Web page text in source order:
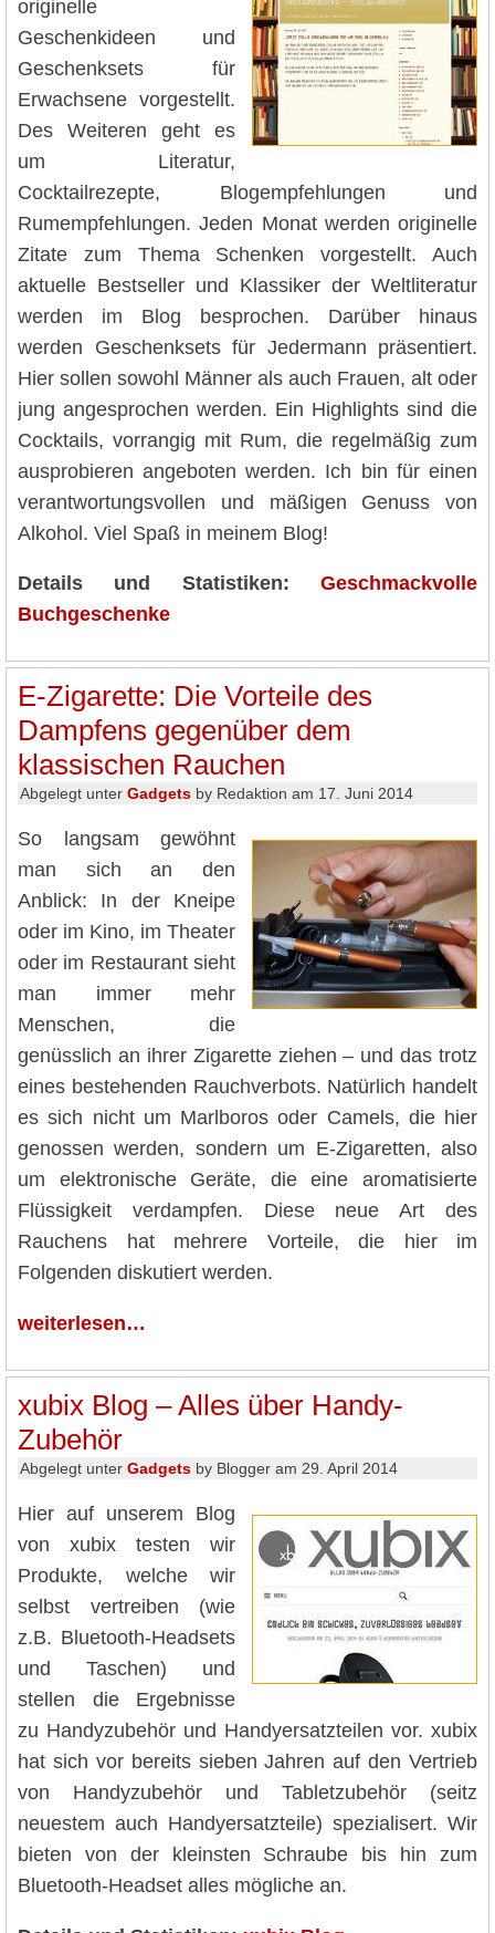
originelle
Geschenkideen und
Geschenksets für
Erwachsene vorgestellt.
Des Weiteren geht es
um Literatur,
Cocktailrezepte, Blogempfehlungen und
Rumempfehlungen. Jeden Monat werden originelle
Zitate zum Thema Schenken vorgestellt. Auch
aktuelle Bestseller und Klassiker der Weltliteratur
werden im Blog besprochen. Darüber hinaus
werden Geschenksets für Jedermann präsentiert.
Hier sollen sowohl Männer als auch Frauen, alt oder
jung angesprochen werden. Ein Highlights sind die
Cocktails, vorrangig mit Rum, die regelmäßig zum
ausprobieren angeboten werden. Ich bin für einen
verantwortungsvollen und mäßigen Genuss von
Alkohol. Viel Spaß in meinem Blog!
Details und Statistiken:
Geschmackvolle
Buchgeschenke
E-Zigarette: Die Vorteile des
Dampfens gegenüber dem
klassischen Rauchen
Abgelegt unter Gadgets by Redaktion am 17. Juni 2014
So langsam gewöhnt
man sich an den
Anblick: In der Kneipe
oder im Kino, im Theater
oder im Restaurant sieht
man immer mehr
Menschen, die
genüsslich an ihrer Zigarette ziehen – und das trotz
eines bestehenden Rauchverbots. Natürlich handelt
es sich nicht um Marlboros oder Camels, die hier
genossen werden, sondern um E-Zigaretten, also
um elektronische Geräte, die eine aromatisierte
Flüssigkeit verdampfen. Diese neue Art des
Rauchens hat mehrere Vorteile, die hier im
Folgenden diskutiert werden.
weiterlesen…
xubix Blog – Alles über Handy-
Zubehör
Abgelegt unter Gadgets by Blogger am 29. April 2014
Hier auf unserem Blog
von xubix testen wir
Produkte, welche wir
selbst vertreiben (wie
z.B. Bluetooth-Headsets
und Taschen) und
stellen die Ergebnisse
zu Handyzubehör und Handyersatzteilen vor. xubix
hat sich vor bereits sieben Jahren auf den Vertrieb
von Handyzubehör und Tabletzubehör (seitz
neuestem auch Handyersatzteile) spezialisert. Wir
bieten von der kleinsten Schraube bis hin zum
Bluetooth-Headset alles mögliche an.